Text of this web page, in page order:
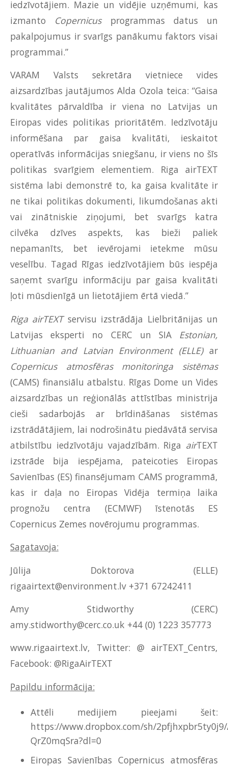
iedzīvotājiem. Mazie un vidējie uzņēmumi, kas
izmanto Copernicusprogrammas datus un
pakalpojumus ir svarīgs panākumu faktors visai
programmai.”
VARAM Valsts sekretāra vietniece vides
aizsardzības jautājumos Alda Ozola teica: “Gaisa
kvalitātes pārvaldība ir viena no Latvijas un
Eiropas vides politikas prioritātēm. Iedzīvotāju
informēšana par gaisa kvalitāti, ieskaitot
operatīvās informācijas sniegšanu, ir viens no šīs
politikas svarīgiem elementiem. Riga airTEXT
sistēma labi demonstrē to, ka gaisa kvalitāte ir
ne tikai politikas dokumenti, likumdošanas akti
vai zinātniskie ziņojumi, bet svarīgs katra
cilvēka dzīves aspekts, kas bieži paliek
nepamanīts, bet ievērojami ietekme mūsu
veselību. Tagad Rīgas iedzīvotājiem būs iespēja
saņemt svarīgu informāciju par gaisa kvalitāti
ļoti mūsdienīgā un lietotājiem ērtā viedā.”
Riga airTEXTservisu izstrādāja Lielbritānijas un
Latvijas eksperti no CERC un SIA Estonian,
Lithuanian and Latvian Environment (ELLE)ar
Copernicus
atmosfēras monitoringa sistēmas
(CAMS) finansiālu atbalstu. Rīgas Dome un Vides
aizsardzības un reģionālās attīstības ministrija
cieši sadarbojās ar brīdināšanas sistēmas
izstrādātājiem, lai nodrošinātu piedāvātā servisa
atbilstību iedzīvotāju vajadzībām. Riga airTEXT
izstrāde bija iespējama, pateicoties Eiropas
Savienības (ES) finansējumam CAMS programmā,
kas ir daļa no Eiropas Vidēja termiņa laika
prognožu centra (ECMWF) īstenotās ES
Copernicus Zemes novērojumu programmas.
Sagatavoja:
Jūlija Doktorova (ELLE)
rigaairtext@environment.lv +371 67242411
Amy Stidworthy (CERC)
amy.stidworthy@cerc.co.uk +44 (0) 1223 357773
www.rigaairtext.lv, Twitter: @ airTEXT_Centrs,
Facebook: @RigaAirTEXT
Papildu informācija:
Attēli medijiem pieejami šeit:
https://www.dropbox.com/sh/2pfjhxpbr5ty0j9/
QrZ0mqSra?dl=0
Eiropas Savienības Copernicus atmosfēras